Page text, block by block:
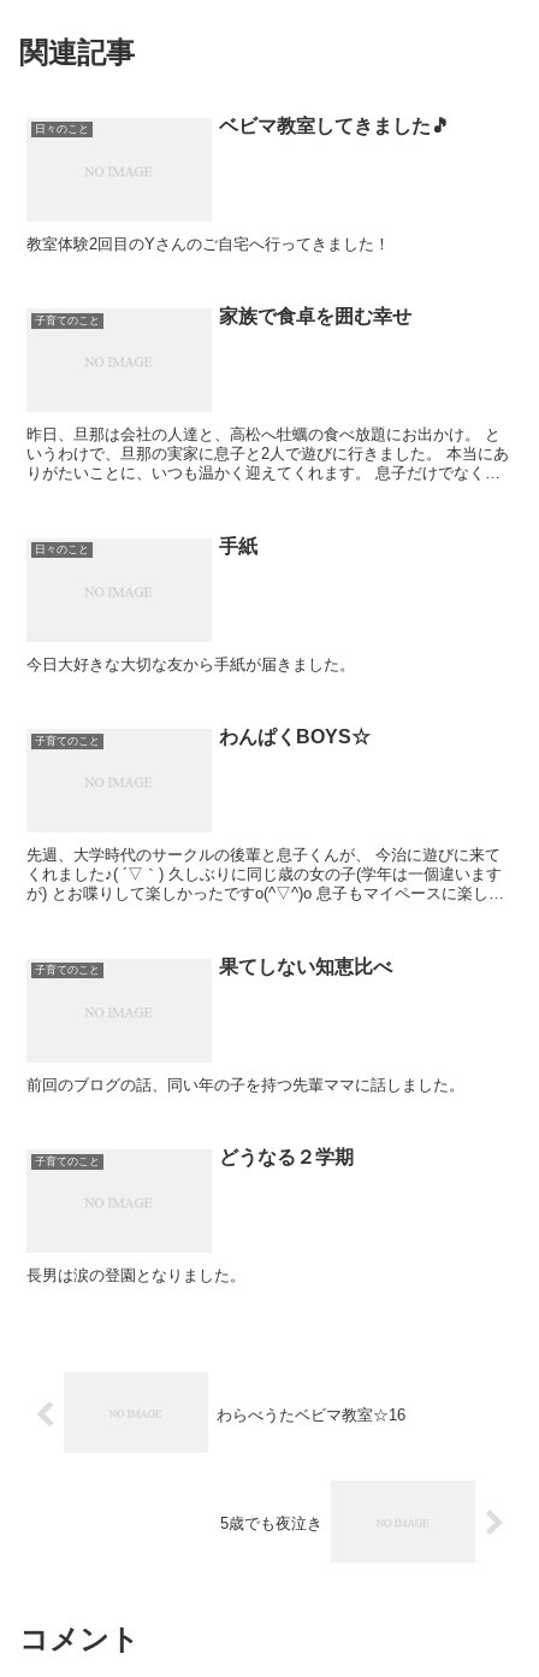
関連記事
日々のこと ベビマ教室してきました🎵
教室体験2回目のYさんのご自宅へ行ってきました！
子育てのこと 家族で食卓を囲む幸せ
昨日、旦那は会社の人達と、高松へ牡蠣の食べ放題にお出かけ。 と
いうわけで、旦那の実家に息子と2人で遊びに行きました。 本当にあ
りがたいことに、いつも温かく迎えてくれます。 息子だけでなく、
日々のこと 手紙
今日大好きな大切な友から手紙が届きました。
子育てのこと わんぱくBOYS☆
先週、大学時代のサークルの後輩と息子くんが、 今治に遊びに来て
くれました♪( ´▽｀) 久しぶりに同じ歳の女の子(学年は一個違います
が) とお喋りして楽しかったですo(^▽^)o 息子もマイペースに楽しん
子育てのこと 果てしない知恵比べ
前回のブログの話、同い年の子を持つ先輩ママに話しました。
子育てのこと どうなる２学期
長男は涙の登園となりました。
わらべうたベビマ教室☆16
5歳でも夜泣き
コメント